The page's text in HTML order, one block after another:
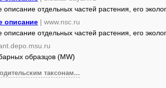
отдельных частей растения, его
описание | www.nsc.ru
отдельных частей растения, его
образцов (MW)
таксонам...